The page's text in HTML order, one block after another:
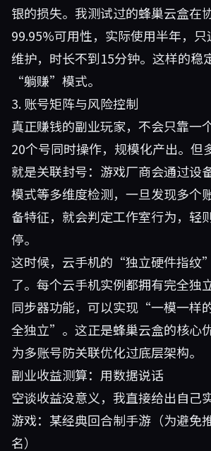
银的损失。我测试过的蜂巢云盒在
99.95%可用性，实际使用半年，
维护，时长不到15分钟。这样的稳
“躺赚”模式。
3. 账号矩阵与风险控制
真正赚钱的副业玩家，不会只靠一
20个号同时操作，规模化产出。但
就是关联封号：游戏厂商会通过设
模式等多维度检测，一旦发现多个
备特征，就会判定工作室行为，轻
停。
这时候，云手机的“独立硬件指纹
了。每个云手机实例都拥有完全独
同步器功能，可以实现“一模一样
全独立”。这正是蜂巢云盒的核心
为多账号防关联优化过底层架构。
副业收益测算：用数据说话
空谈收益没意义，我直接给出自己
游戏：某经典回合制手游（为避免
名）